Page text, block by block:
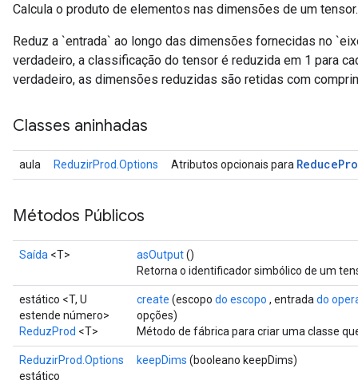
Calcula o produto de elementos nas dimensões de um tensor.
Reduz a `entrada` ao longo das dimensões fornecidas no
verdadeiro, a classificação do tensor é reduzida em 1 para
verdadeiro, as dimensões reduzidas são retidas com
Classes aninhadas
aula ReduzirProd.Options Atributos opcionais para Reduce
Métodos Públicos
Saída <T> asOutput()
Retorna o identificador simbólico de um
estático <T, U
estende número>
ReduzProd <T>
create (escopo do escopo , entrada do
opções)
Método de fábrica para criar uma classe
ReduzirProd.Options
estático
keepDims (booleano keepDims)